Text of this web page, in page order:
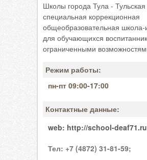
Школы города Тула - Тульская
специальная коррекционная
общеобразовательная школа-
для обучающихся
ограниченными
Режим работы:
пн-пт 09:00-17:00
Контактные данные:
web: http://school-
Тел: +7 (4872) 31-81-59;